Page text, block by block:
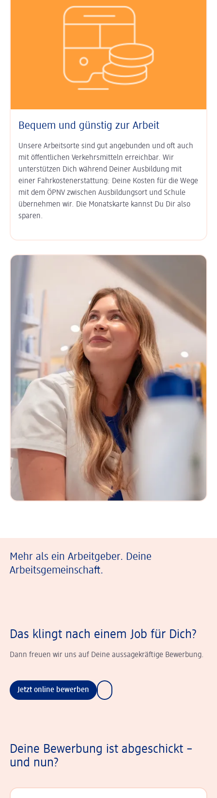
Bequem und günstig zur Arbeit
Unsere Arbeitsorte sind gut an­ge­bunden und oft auch
mit öffent­lichen Verkehrs­mitteln erreichbar. Wir
unterstützen Dich während Deiner Aus­bildung mit
einer Fahr­kosten­erstat­tung: Deine Kosten für die Wege
mit dem ÖPNV zwischen Ausbildungs­ort und Schule
übernehmen wir. Die Monats­karte kannst Du Dir also
sparen.
Mehr als ein Arbeitgeber. Deine
Arbeitsgemeinschaft.
Das klingt nach einem Job für Dich?
Dann freuen wir uns auf Deine aussagekräftige Bewerbung.
Jetzt online bewerben
Deine Bewerbung ist abgeschickt –
und nun?